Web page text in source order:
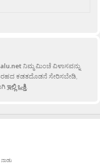
ನಿಮ್ಮ ಮಿಂಚೆ ವಿಳಾಸವನ್ನು
ಬರಹದ ಕಡತದೊಡನೆ ಸೇರಿಸಬೇಡಿ,
ಇಲ್ಲಿ ಒತ್ತಿ
ನಾಡು